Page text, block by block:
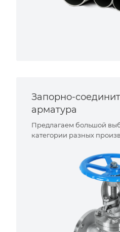
Запорно-
арматура
Предлагаем большой
категории разных